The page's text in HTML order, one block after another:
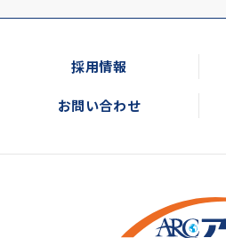
採用情報
お問い合わせ